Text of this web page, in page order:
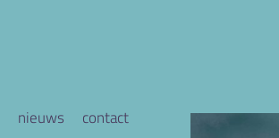
nieuws
contact